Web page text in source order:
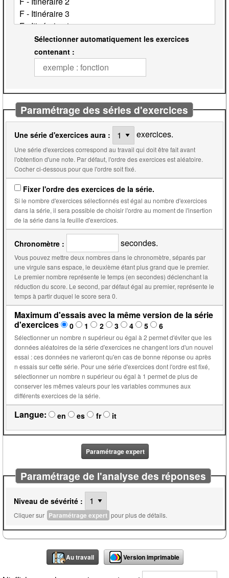
Sélectionner automatiquement les exercices
contenant :
Paramétrage des séries d'exercices
Une série d'exercices aura : exercices.
Une série d'exercices correspond au travail qui doit être fait avant
l'obtention d'une note. Par défaut, l'ordre des exercices est aléatoire.
Cocher ci-dessous pour que l'ordre soit fixé.
Fixer l'ordre des exercices de la série.
Si le nombre d'exercices sélectionnés est égal au nombre d'exercices
dans la série, il sera possible de choisir l'ordre au moment de l'insertion
de la série dans la feuille d'exercices.
Chronomètre : secondes.
Vous pouvez mettre deux nombres dans le chronomètre, séparés par
une virgule sans espace, le deuxième étant plus grand que le premier.
Le premier nombre représente le temps (en secondes) déclenchant la
réduction du score. Le second, par défaut égal au premier, représente le
temps à partir duquel le score sera 0.
Maximum d'essais avec la même version de la série
d'exercices
0 1 2 3 4 5 6
Sélectionner un nombre n supérieur ou égal à 2 permet d'éviter que les
données aléatoires de la série d'exercices ne changent lors d'un nouvel
essai : ces données ne varieront qu'en cas de bonne réponse ou après
n essais sur cette série. Pour une série d'exercices dont l'ordre est fixé,
sélectionner un nombre n supérieur ou égal à 1 permet de plus de
conserver les mêmes valeurs pour les variables communes aux
différents exercices de la série.
Langue: en es fr it
Paramétrage expert
Paramétrage de l'analyse des réponses
Niveau de sévérité :
Cliquer sur Paramétrage expert pour plus de détails.
Au travail Version imprimable